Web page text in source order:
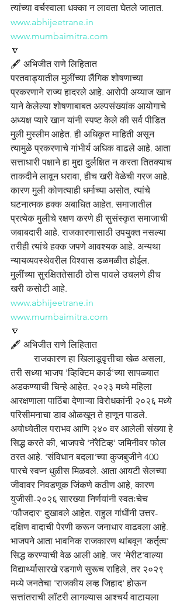
त्यांच्या वर्चस्वाला धक्का न लावता घेतले जातात.
www.abhijeetrane.in
www.mumbaimitra.com
🔽
🖋️ अभिजीत राणे लिहितात
परतवाड्यातील मुलींच्या लैंगिक शोषणाच्या
प्रकरणाने राज्य हादरले आहे. आरोपी अय्याज खान
याने केलेल्या शोषणाबाबत अल्पसंख्यांक आयोगाचे
अध्यक्ष प्यारे खान यांनी स्पष्ट केले की सर्व पीडित
मुली मुस्लीम आहेत. ही अधिकृत माहिती असून
त्यामुळे प्रकरणाचे गांभीर्य अधिक वाढले आहे. आता
सत्ताधारी पक्षाने हा मुद्दा दुर्लक्षित न करता तितक्याच
ताकदीने लावून धरावा, हीच खरी वेळेची गरज आहे.
कारण मुली कोणत्याही धर्माच्या असोत, त्यांचे
घटनात्मक हक्क अबाधित आहेत. समाजातील
प्रत्येक मुलीचे रक्षण करणे ही सुसंस्कृत समाजाची
जबाबदारी आहे. राजकारणासाठी उपयुक्त नसल्या
तरीही त्यांचे हक्क जपणे आवश्यक आहे. अन्यथा
न्यायव्यवस्थेवरील विश्वास डळमळीत होईल.
मुलींच्या सुरक्षिततेसाठी ठोस पावले उचलणे हीच
खरी कसोटी आहे.
www.abhijeetrane.in
www.mumbaimitra.com
🔽
🖋️ अभिजीत राणे लिहितात
	राजकारण हा खिलाडूवृत्तीचा खेळ असला,
तरी सध्या भाजप 'व्हिक्टिम कार्ड'च्या सापळ्यात
अडकण्याची चिन्हे आहेत. २०२३ मध्ये महिला
आरक्षणाला पाठिंबा देणाऱ्या विरोधकांनी २०२६ मध्ये
परिसीमनाचा डाव ओळखून ते हाणून पाडले.
अयोध्येतील पराभव आणि २४० वर आलेली संख्या हे
सिद्ध करते की, भाजपचे 'नॅरेटिव्ह' जमिनीवर फोल
ठरत आहे. 'संविधान बदला'च्या कुजबुजीने 400
पारचे स्वप्न धुळीस मिळवले. आता आयटी सेलच्या
जीवावर निवडणूक जिंकणे कठीण आहे, कारण
युजीसी-२०२६ सारख्या निर्णयांनी स्वतःचेच
'फौजदार' दुखावले आहेत. राहुल गांधींनी उत्तर-
दक्षिण वादाची पेरणी करून जनाधार वाढवला आहे.
भाजपने आता भावनिक राजकारण थांबवून 'कर्तृत्व'
सिद्ध करण्याची वेळ आली आहे. जर 'मेरीट'वाल्या
विद्यार्थ्यासारखे रडगाणे सुरूच राहिले, तर २०२९
मध्ये जनतेचा 'राजकीय लव्ह जिहाद' होऊन
सत्तांतराची लॉटरी लागल्यास आश्चर्य वाटायला